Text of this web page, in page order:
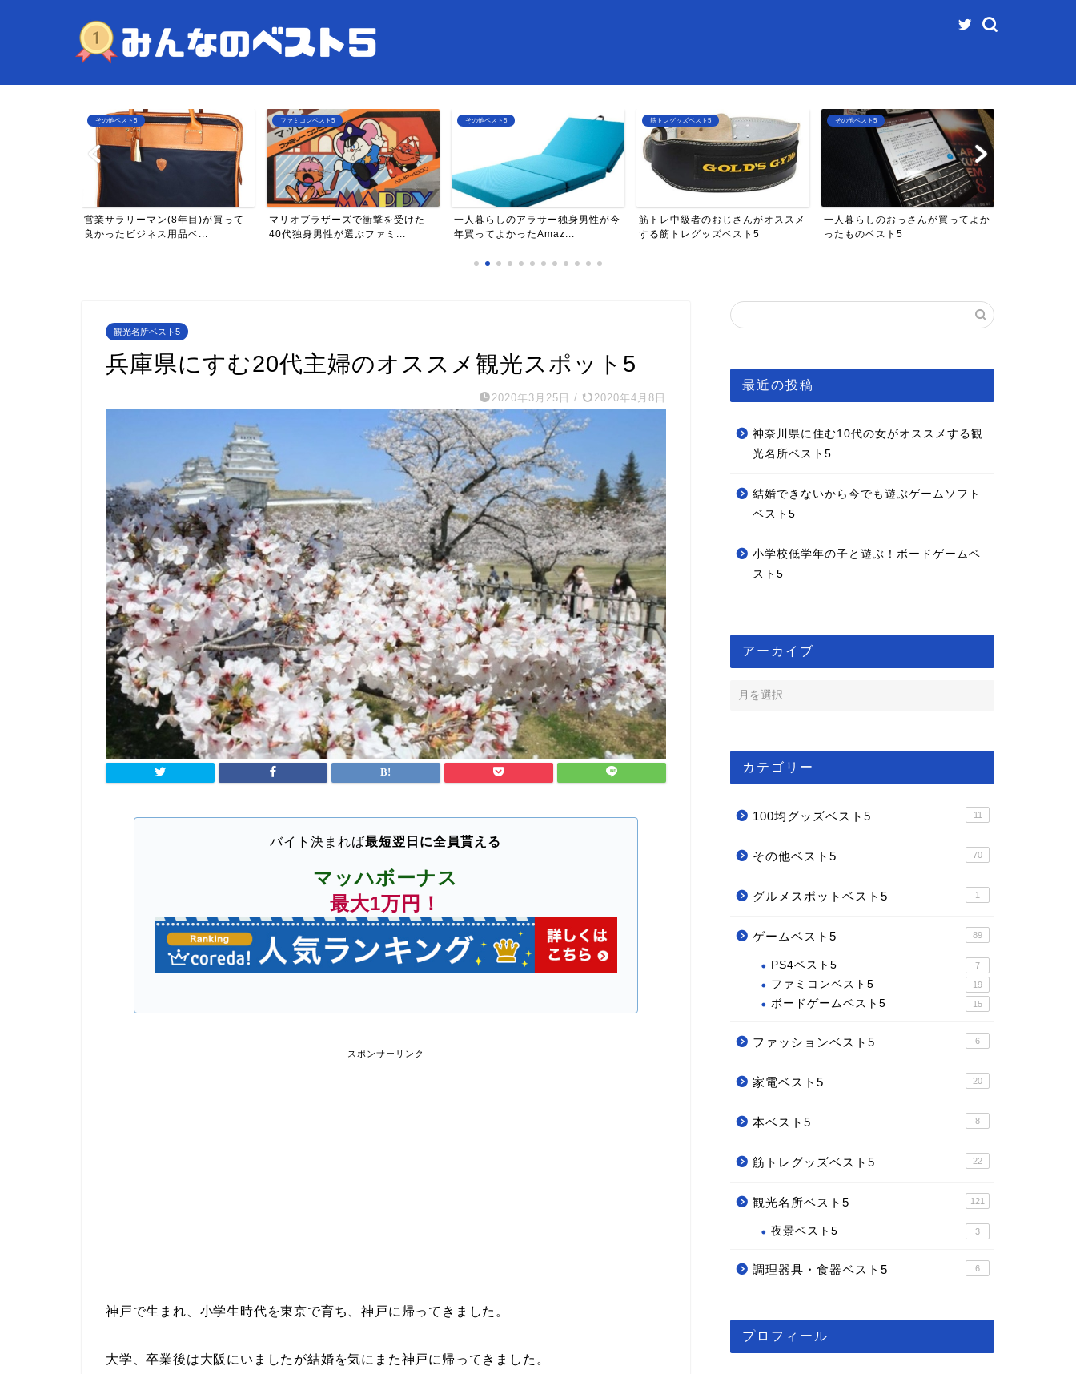
ファミコンベスト5
マリオブラザーズで衝撃を受けた
40代独身男性が選ぶファミ...
その他ベスト5
一人暮らしのアラサー独身男性が今
年買ってよかったAmaz...
筋トレグッズベスト5
筋トレ中級者のおじさんがオススメ
する筋トレグッズベスト5
その他ベスト5
一人暮らしのおっさんが買ってよか
ったものベスト5
家電ベスト5
家電量販店の店員が人生で買って良
かった家電ベスト5
観光名所ベスト5
兵庫県にすむ20代主婦のオススメ観光スポット5
2020年3月25日 / 2020年4月8日
バイト決まれば最短翌日に全員貰える
マッハボーナス
最大1万円！
スポンサーリンク
神戸で生まれ、小学生時代を東京で育ち、神戸に帰ってきました。
大学、卒業後は大阪にいましたが結婚を気にまた神戸に帰ってきました。
最近の投稿
神奈川県に住む10代の女がオススメする観
光名所ベスト5
結婚できないから今でも遊ぶゲームソフト
ベスト5
小学校低学年の子と遊ぶ！ボードゲームベ
スト5
アーカイブ
カテゴリー
100均グッズベスト5 11
その他ベスト5 70
グルメスポットベスト5 1
ゲームベスト5 89
PS4ベスト5 7
ファミコンベスト5 19
ボードゲームベスト5 15
ファッションベスト5 6
家電ベスト5 20
本ベスト5 8
筋トレグッズベスト5 22
観光名所ベスト5 121
夜景ベスト5 3
調理器具・食器ベスト5 6
プロフィール